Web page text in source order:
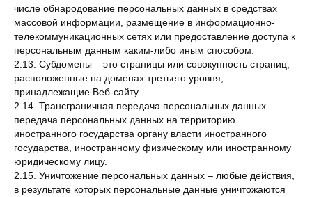
числе обнародование персональных данных в средствах
массовой информации, размещение в информационно-
телекоммуникационных сетях или предоставление доступа к
персональным данным каким-либо иным способом.
2.13. Субдомены – это страницы или совокупность страниц,
расположенные на доменах третьего уровня,
принадлежащие Веб-сайту.
2.14. Трансграничная передача персональных данных –
передача персональных данных на территорию
иностранного государства органу власти иностранного
государства, иностранному физическому или иностранному
юридическому лицу.
2.15. Уничтожение персональных данных – любые действия,
в результате которых персональные данные уничтожаются